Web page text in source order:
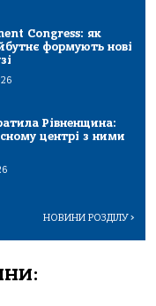
Congress: як
формують нові
Рівненщина:
центрі з ними
НОВИНИ РОЗДІЛУ>